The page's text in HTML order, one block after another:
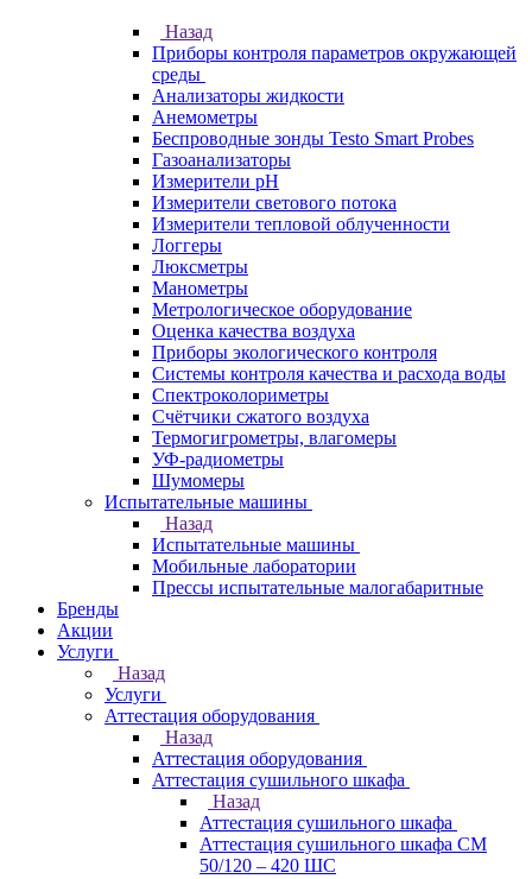
Назад
Приборы контроля параметров окружающей
среды
Анализаторы жидкости
Анемометры
Беспроводные зонды Testo Smart Probes
Газоанализаторы
Измерители pH
Измерители светового потока
Измерители тепловой облученности
Логгеры
Люксметры
Манометры
Метрологическое оборудование
Оценка качества воздуха
Приборы экологического контроля
Системы контроля качества и расхода воды
Спектроколориметры
Счётчики сжатого воздуха
Термогигрометры, влагомеры
УФ-радиометры
Шумомеры
Испытательные машины
Назад
Испытательные машины
Мобильные лаборатории
Прессы испытательные малогабаритные
Бренды
Акции
Услуги
Назад
Услуги
Аттестация оборудования
Назад
Аттестация оборудования
Аттестация сушильного шкафа
Назад
Аттестация сушильного шкафа
Аттестация сушильного шкафа СМ
50/120 – 420 ШС